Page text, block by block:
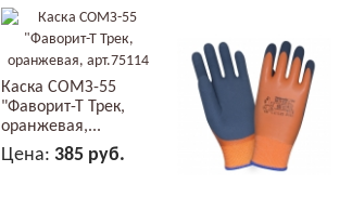
Каска СОМЗ-55
"Фаворит-Т Трек,
оранжевая,...
Цена:385 руб.